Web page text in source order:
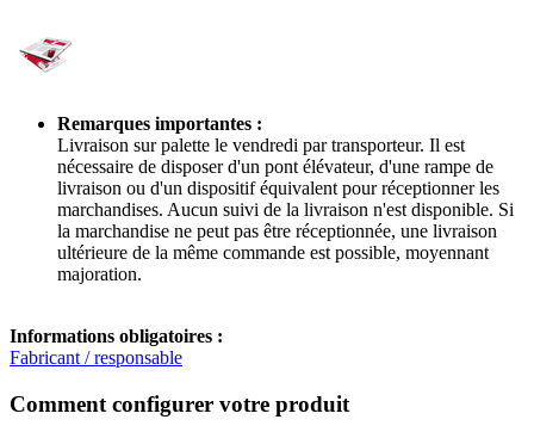
Remarques importantes :
Livraison sur palette le vendredi par transporteur. Il est
nécessaire de disposer d'un pont élévateur, d'une rampe de
livraison ou d'un dispositif équivalent pour réceptionner les
marchandises. Aucun suivi de la livraison n'est disponible. Si
la marchandise ne peut pas être réceptionnée, une livraison
ultérieure de la même commande est possible, moyennant
majoration.
Informations obligatoires :
Fabricant / responsable
Comment configurer votre produit